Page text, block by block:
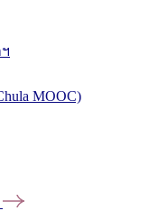
MOOC)